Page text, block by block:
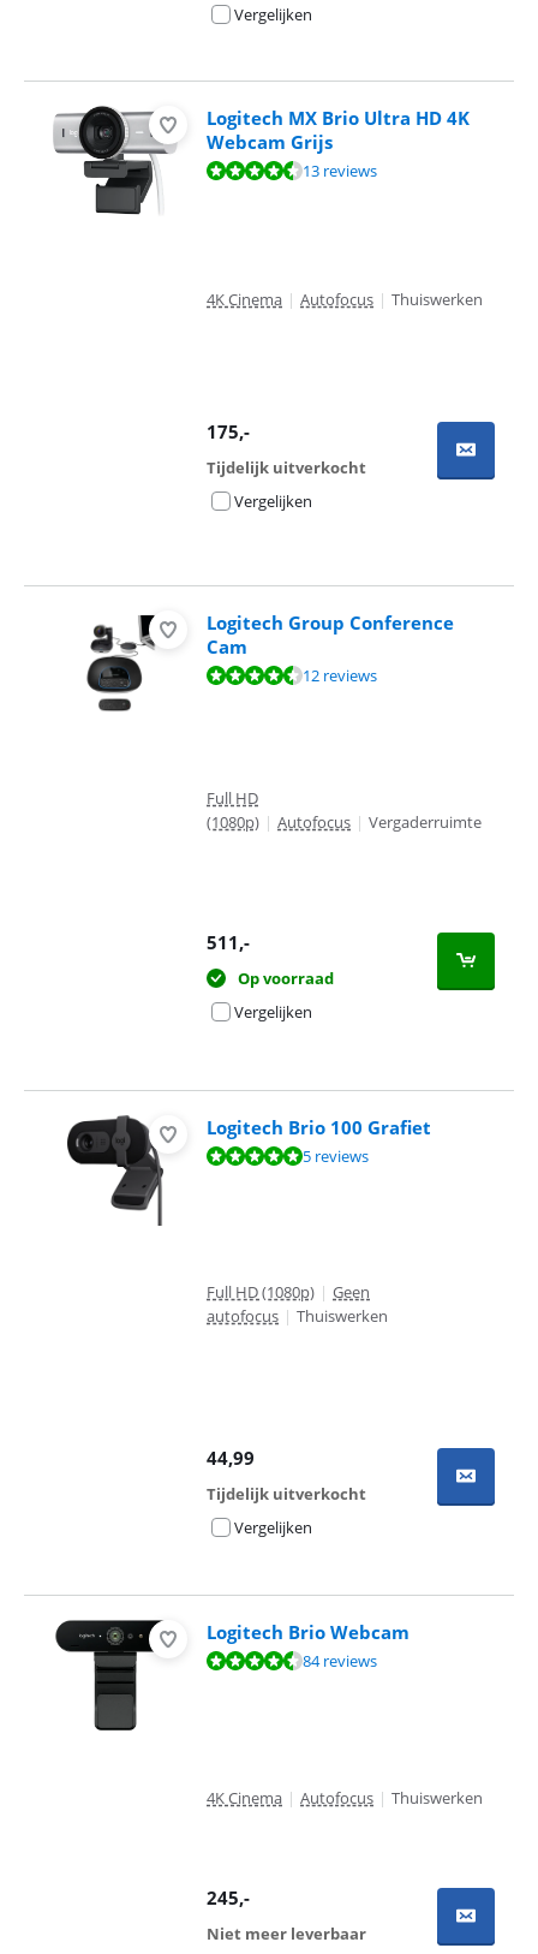
Vergelijken
Logitech MX Brio Ultra HD 4K
Webcam Grijs
Beoordeling is 8,5 van de 10, gebaseerd op 13 reviews.
13 reviews
4K Cinema | Autofocus | Thuiswerken
175,-
Tijdelijk uitverkocht
Vergelijken
Logitech Group Conference
Cam
Beoordeling is 8,9 van de 10, gebaseerd op 12 reviews.
12 reviews
Full HD
(1080p) | Autofocus | Vergaderruimte
511,-
Op voorraad
Vergelijken
Logitech Brio 100 Grafiet
Beoordeling is 9,7 van de 10, gebaseerd op 5 reviews.
5 reviews
Full HD (1080p) | Geen
autofocus | Thuiswerken
44,99
Tijdelijk uitverkocht
Vergelijken
Logitech Brio Webcam
Beoordeling is 8,7 van de 10, gebaseerd op 84 reviews.
84 reviews
4K Cinema | Autofocus | Thuiswerken
245,-
Niet meer leverbaar